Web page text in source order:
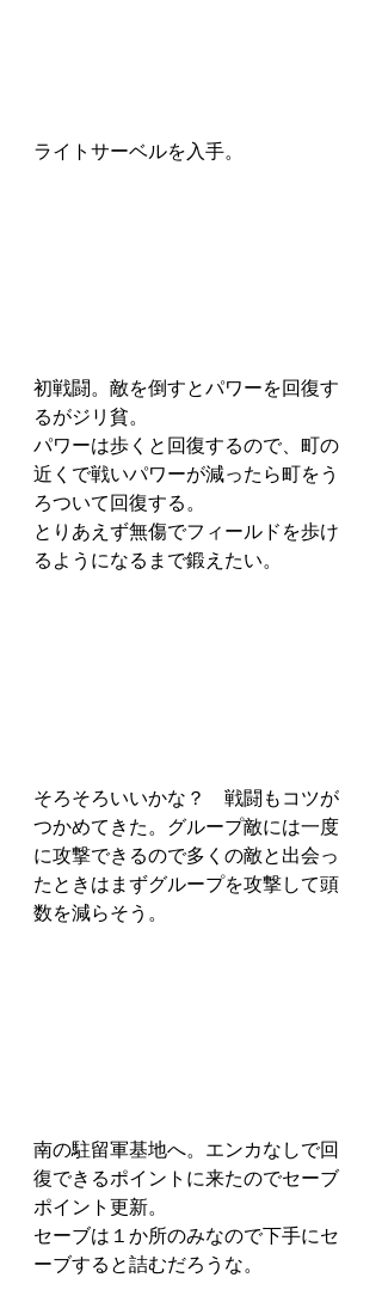
ライトサーベルを入手。
初戦闘。敵を倒すとパワーを回復す
るがジリ貧。
パワーは歩くと回復するので、町の
近くで戦いパワーが減ったら町をう
ろついて回復する。
とりあえず無傷でフィールドを歩け
るようになるまで鍛えたい。
そろそろいいかな？　戦闘もコツが
つかめてきた。グループ敵には一度
に攻撃できるので多くの敵と出会っ
たときはまずグループを攻撃して頭
数を減らそう。
南の駐留軍基地へ。エンカなしで回
復できるポイントに来たのでセーブ
ポイント更新。
セーブは１か所のみなので下手にセ
ーブすると詰むだろうな。